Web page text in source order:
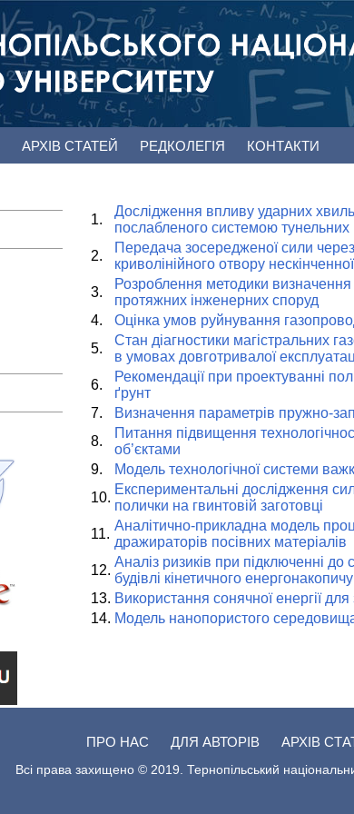
АРХІВ СТАТЕЙ РЕДКОЛЕГІЯ КОНТАКТИ
1.
Дослідження впливу ударних
послабленого системою
2.
Передача зосередженої сили
криволінійного отвору
3.
Розроблення методики
протяжних інженерних споруд
4.
Оцінка умов руйнування
5.
Стан діагностики магістральних
в умовах довготривалої
6.
Рекомендації при проектуванні
ґрунт
7.
Визначення параметрів пружно-
8.
Питання підвищення
об’єктами
9.
Модель технологічної системи
10.
Експериментальні дослідження
полички на гвинтовій заготовці
11.
Аналітично-прикладна модель
дражираторів посівних матеріалів
12.
Аналіз ризиків при підключенні до
будівлі кінетичного
13. Використання сонячної енергії
14. Модель нанопористого
ПРО НАС ДЛЯ АВТОРІВ АРХІВ
Всі права захищено © 2019. Тернопільський